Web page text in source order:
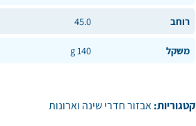
רוחב 45.0
משקל 140 g
קטגוריות:אבזור חדרי שינה וארונות